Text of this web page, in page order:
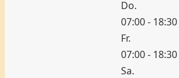
Do.
07:00 - 18:30
Fr.
07:00 - 18:30
Sa.